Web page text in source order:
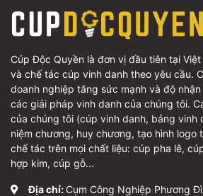
Cúp Độc Quyền là đơn vị đầu tiên tại
và chế tác cúp vinh danh theo yêu cầu.
doanh nghiệp tăng sức mạnh và độ
các giải pháp vinh danh của chúng tôi.
của chúng tôi (cúp vinh danh, bảng vinh
niệm chương, huy chương, tạo hình logo
chế tác trên mọi chất liệu: cúp pha lê,
hợp kim, cúp gỗ...
Địa chỉ: Cụm Công Nghiệp Phương